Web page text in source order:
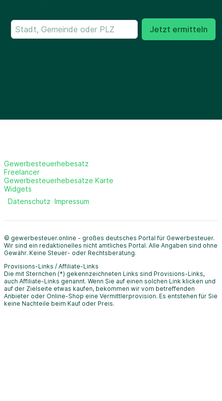
Jetzt ermitteln
Gewerbesteuerhebesatz
Freelancer
Gewerbesteuerhebesätze Karte
Widgets
Datenschutz Impressum
© gewerbesteuer.online - großes deutsches Portal für Gewerbesteuer.
Wir sind ein redaktionelles nicht amtliches Portal. Alle Angaben sind ohne
Gewähr. Keine Steuer- oder Rechtsberatung.
Provisions-Links / Affiliate-Links
Die mit Sternchen (*) gekennzeichneten Links sind Provisions-Links,
auch Affiliate-Links genannt. Wenn Sie auf einen solchen Link klicken und
auf der Zielseite etwas kaufen, bekommen wir vom betreffenden
Anbieter oder Online-Shop eine Vermittlerprovision. Es entstehen für Sie
keine Nachteile beim Kauf oder Preis.